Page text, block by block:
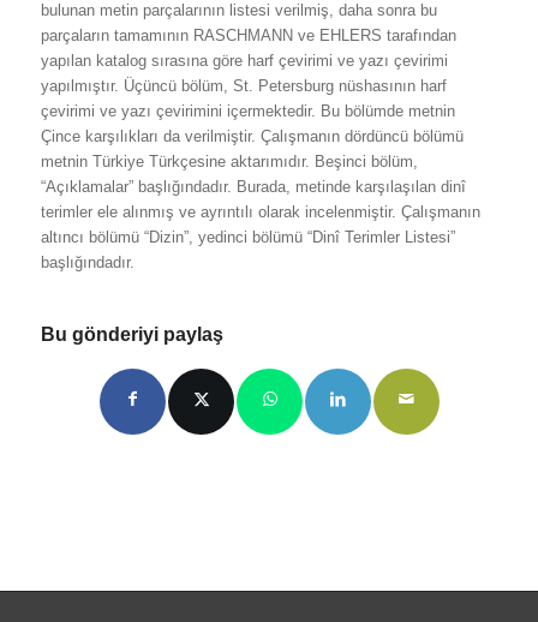
bulunan metin parçalarının listesi verilmiş, daha sonra bu
parçaların tamamının RASCHMANN ve EHLERS tarafından
yapılan katalog sırasına göre harf çevirimi ve yazı çevirimi
yapılmıştır. Üçüncü bölüm, St. Petersburg nüshasının harf
çevirimi ve yazı çevirimini içermektedir. Bu bölümde metnin
Çince karşılıkları da verilmiştir. Çalışmanın dördüncü bölümü
metnin Türkiye Türkçesine aktarımıdır. Beşinci bölüm,
“Açıklamalar” başlığındadır. Burada, metinde karşılaşılan dinî
terimler ele alınmış ve ayrıntılı olarak incelenmiştir. Çalışmanın
altıncı bölümü “Dizin”, yedinci bölümü “Dinî Terimler Listesi”
başlığındadır.
Bu gönderiyi paylaş